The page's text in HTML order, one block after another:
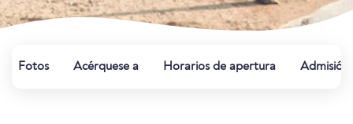
Fotos Acérquese a Horarios de apertura Admisión